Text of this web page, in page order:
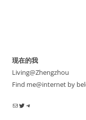
现在的我
Living@Zhengzhou
Find me@internet by
电子邮件Twitter Telegram